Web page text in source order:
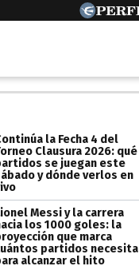
la Fecha 4 del
Clausura 2026: qué
se juegan este
y dónde verlos en
Messi y la carrera
los 1000 goles: la
que marca
partidos necesita
alcanzar el hito